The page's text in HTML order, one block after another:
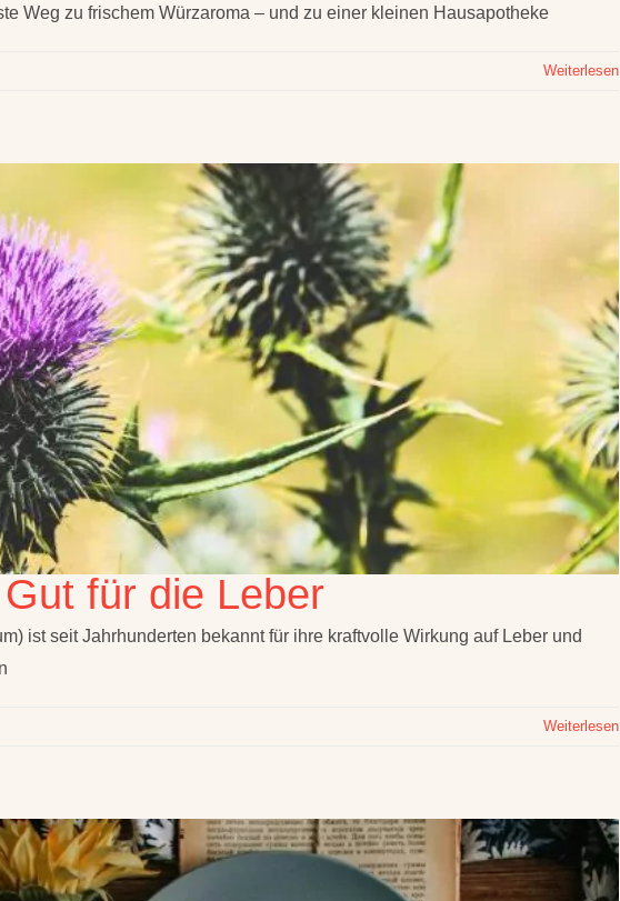
Weg zu frischem Würzaroma – und zu einer kleinen Hausapotheke
Weiterlesen
für die Leber
ist seit Jahrhunderten bekannt für ihre kraftvolle Wirkung auf Leber und
Weiterlesen